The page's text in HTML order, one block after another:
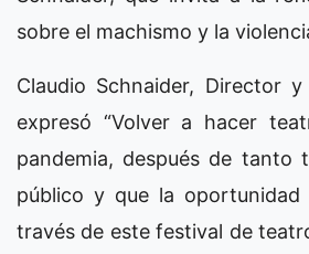
sobre el machismo y la
Claudio Schnaider, Director
expresó “Volver a hacer
pandemia, después de tanto
público y que la
través de este festival de